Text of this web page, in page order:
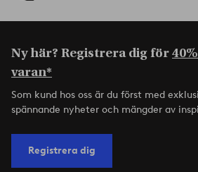
Ny här? Registrera dig för
varan*
Som kund hos oss är du först med
spännande nyheter och mängder av
Registrera dig